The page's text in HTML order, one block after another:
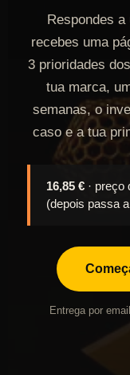
Respondes
recebes uma
3 prioridades
tua marca,
semanas, o
caso e a tua
16,85 € · preço
(depois passa
Entrega por